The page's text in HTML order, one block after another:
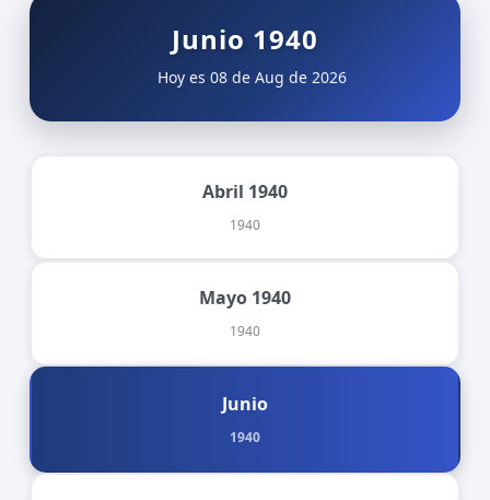
Junio 1940
Hoy es 08 de Aug de 2026
Abril 1940
1940
Mayo 1940
1940
Junio
1940